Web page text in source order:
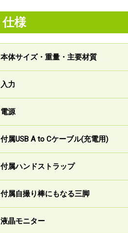
仕様
本体サイズ・重量・主要材質
入力
電源
付属USB A to Cケーブル(充電用)
付属ハンドストラップ
付属自撮り棒にもなる三脚
液晶モニター